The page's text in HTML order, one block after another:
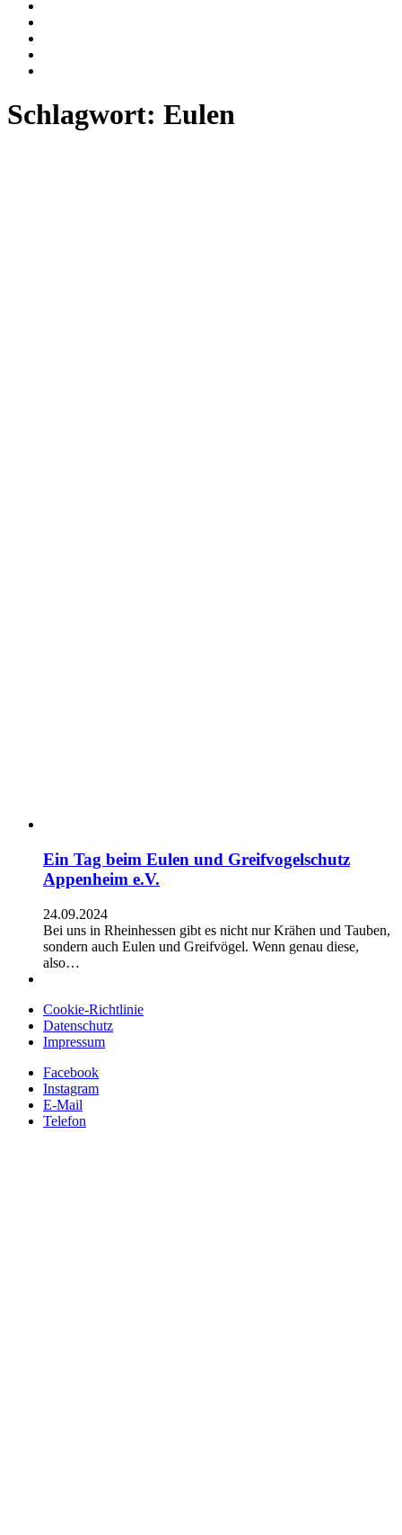
Schlagwort: Eulen
Ein Tag beim Eulen und Greifvogelschutz
Appenheim e.V.
24.09.2024
Bei uns in Rheinhessen gibt es nicht nur Krähen und Tauben,
sondern auch Eulen und Greifvögel. Wenn genau diese,
also…
Cookie-Richtlinie
Datenschutz
Impressum
Facebook
Instagram
E-Mail
Telefon